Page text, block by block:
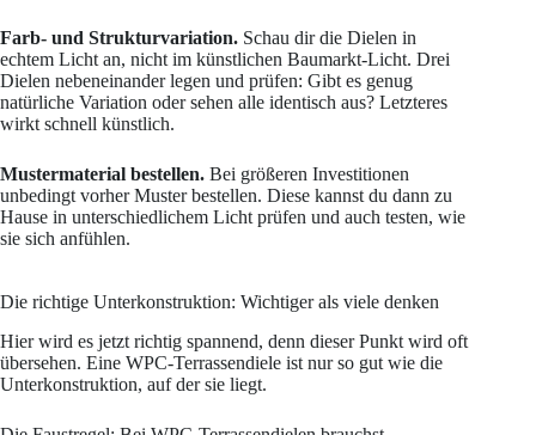
Farb- und Strukturvariation. Schau dir die Dielen in
echtem Licht an, nicht im künstlichen Baumarkt-Licht. Drei
Dielen nebeneinander legen und prüfen: Gibt es genug
natürliche Variation oder sehen alle identisch aus? Letzteres
wirkt schnell künstlich.
Mustermaterial bestellen. Bei größeren Investitionen
unbedingt vorher Muster bestellen. Diese kannst du dann zu
Hause in unterschiedlichem Licht prüfen und auch testen, wie
sie sich anfühlen.
Die richtige Unterkonstruktion: Wichtiger als viele denken
Hier wird es jetzt richtig spannend, denn dieser Punkt wird oft
übersehen. Eine WPC-Terrassendiele ist nur so gut wie die
Unterkonstruktion, auf der sie liegt.